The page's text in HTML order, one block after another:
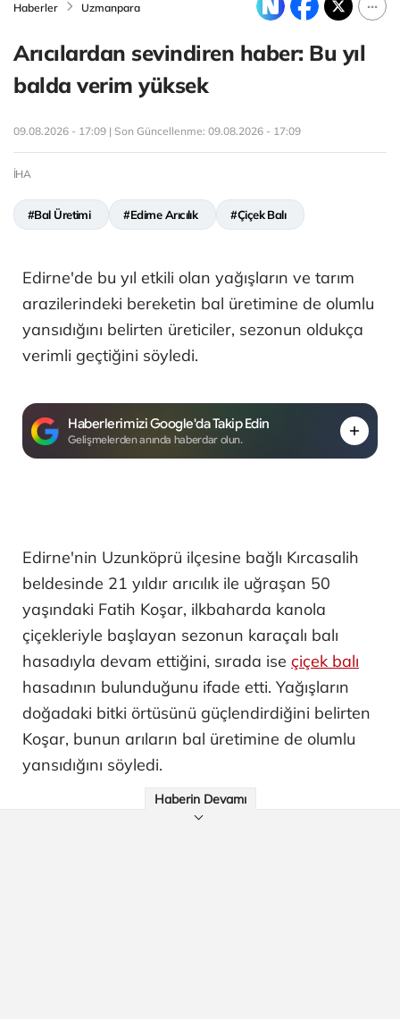
Haberler Uzmanpara
Arıcılardan sevindiren haber: Bu yıl
balda verim yüksek
09.08.2026 - 17:09 | Son Güncellenme: 09.08.2026 - 17:09
İHA
#Bal Üretimi #Edirne Arıcılık #Çiçek Balı
Edirne'de bu yıl etkili olan yağışların ve tarım
arazilerindeki bereketin bal üretimine de olumlu
yansıdığını belirten üreticiler, sezonun oldukça
verimli geçtiğini söyledi.
Haberlerimizi Google'da Takip Edin
Gelişmelerden anında haberdar olun.
Edirne'nin Uzunköprü ilçesine bağlı Kırcasalih
beldesinde 21 yıldır arıcılık ile uğraşan 50
yaşındaki Fatih Koşar, ilkbaharda kanola
çiçekleriyle başlayan sezonun karaçalı balı
hasadıyla devam ettiğini, sırada ise çiçek balı
hasadının bulunduğunu ifade etti. Yağışların
doğadaki bitki örtüsünü güçlendirdiğini belirten
Koşar, bunun arıların bal üretimine de olumlu
yansıdığını söyledi.
Haberin Devamı